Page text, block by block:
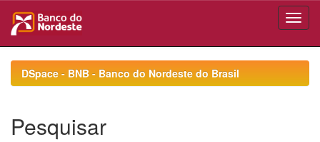
navigationDSpace - BNB - Banco do Nordeste do Brasil
Pesquisar